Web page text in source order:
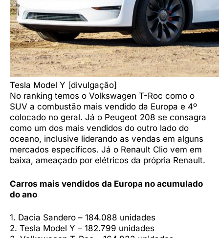
Tesla Model Y [divulgação]
No ranking temos o Volkswagen T-Roc como o
SUV a combustão mais vendido da Europa e 4º
colocado no geral. Já o Peugeot 208 se consagra
como um dos mais vendidos do outro lado do
oceano, inclusive liderando as vendas em alguns
mercados específicos. Já o Renault Clio vem em
baixa, ameaçado por elétricos da própria Renault.
Carros mais vendidos da Europa no acumulado
do ano
1. Dacia Sandero – 184.088 unidades
2. Tesla Model Y – 182.799 unidades